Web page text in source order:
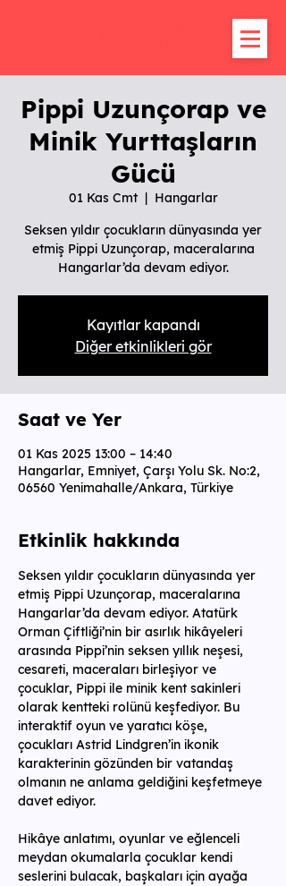
Pippi Uzunçorap ve
Minik Yurttaşların
Gücü
01 Kas Cmt
  |
Hangarlar
Seksen yıldır çocukların dünyasında yer
etmiş Pippi Uzunçorap, maceralarına
Hangarlar’da devam ediyor.
Kayıtlar kapandı
Diğer etkinlikleri gör
Saat ve Yer
01 Kas 2025 13:00 – 14:40
Hangarlar, Emniyet, Çarşı Yolu Sk. No:2,
06560 Yenimahalle/Ankara, Türkiye
Etkinlik hakkında
Seksen yıldır çocukların dünyasında yer
etmiş Pippi Uzunçorap, maceralarına
Hangarlar’da devam ediyor. Atatürk
Orman Çiftliği’nin bir asırlık hikâyeleri
arasında Pippi’nin seksen yıllık neşesi,
cesareti, maceraları birleşiyor ve
çocuklar, Pippi ile minik kent sakinleri
olarak kentteki rolünü keşfediyor. Bu
interaktif oyun ve yaratıcı köşe,
çocukları Astrid Lindgren’in ikonik
karakterinin gözünden bir vatandaş
olmanın ne anlama geldiğini keşfetmeye
davet ediyor.
Hikâye anlatımı, oyunlar ve eğlenceli
meydan okumalarla çocuklar kendi
seslerini bulacak, başkaları için ayağa